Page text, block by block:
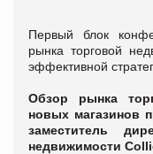
Первый блок
рынка торговой
эффективной
Обзор рынка
новых магазинов
заместитель
недвижимости